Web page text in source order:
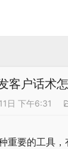
客户话术
日 下午6:31
重要的工具